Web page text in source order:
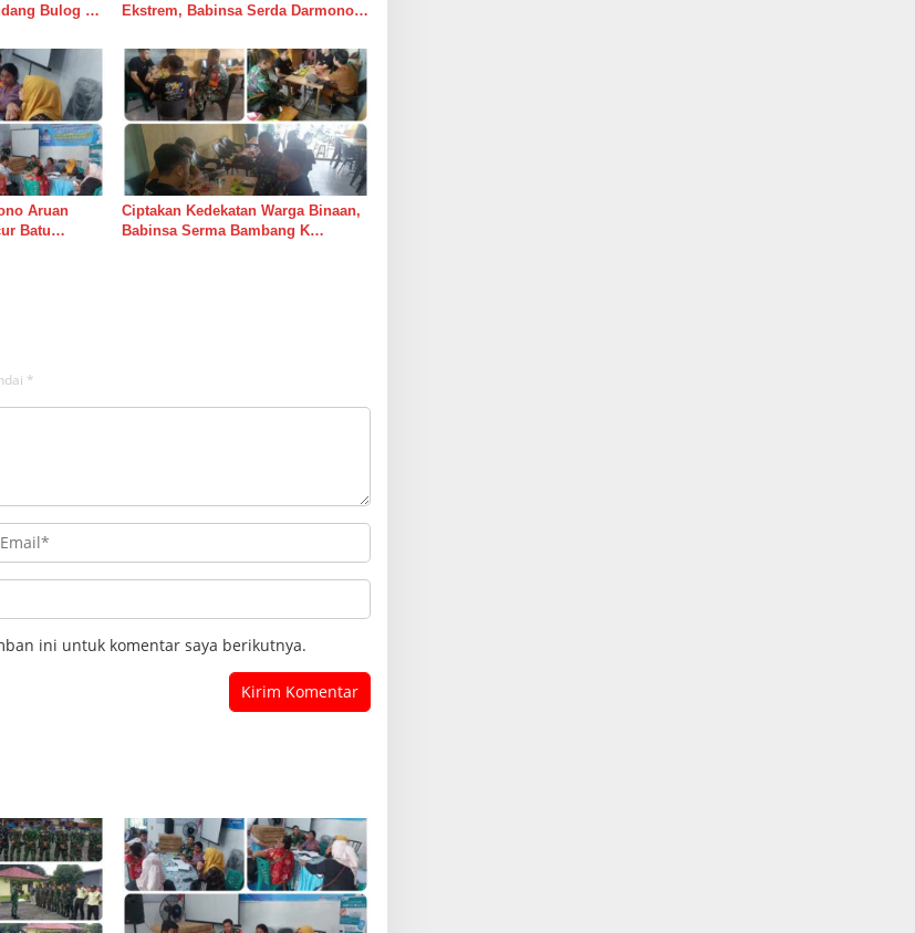
Bulog di
Ekstrem, Babinsa Serda Darmono
Langkah Mitigasi
Aruan
Batu
Ciptakan Kedekatan Warga Binaan,
Babinsa Serma Bambang K
*
ini untuk komentar saya berikutnya.